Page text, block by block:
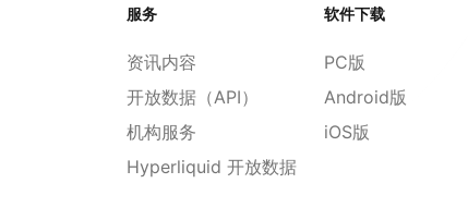
服务
资讯内容
开放数据（API）
机构服务
Hyperliquid 开放数据
软件下载
PC版
Android版
iOS版